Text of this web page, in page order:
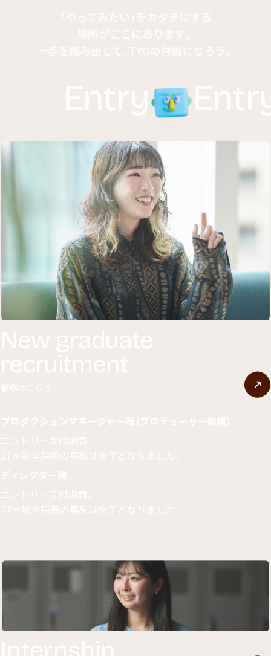
Entry